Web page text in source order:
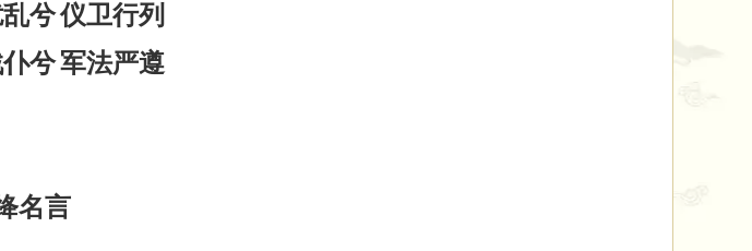
兮仪卫行列
兮军法严遵
名言